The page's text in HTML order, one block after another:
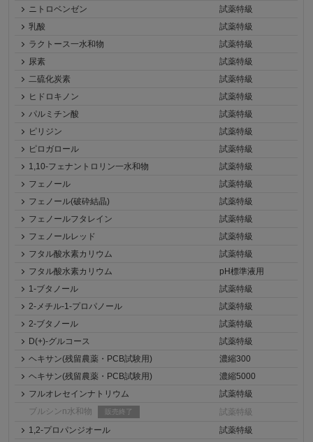
ニトロベンゼン
試薬特級
乳酸
試薬特級
ラクトース一水和物
試薬特級
尿素
試薬特級
二硫化炭素
試薬特級
ヒドロキノン
試薬特級
パルミチン酸
試薬特級
ピリジン
試薬特級
ピロガロール
試薬特級
1,10-フェナントロリン一水和物
試薬特級
フェノール
試薬特級
フェノール(破砕結晶)
試薬特級
フェノールフタレイン
試薬特級
フェノールレッド
試薬特級
フタル酸水素カリウム
試薬特級
フタル酸水素カリウム
pH標準液用
1-ブタノール
試薬特級
2-メチル-1-プロパノール
試薬特級
2-ブタノール
試薬特級
D(+)-グルコース
試薬特級
ヘキサン(残留農薬・PCB試験用)
濃縮300
ヘキサン(残留農薬・PCB試験用)
濃縮5000
フルオレセインナトリウム
試薬特級
ブルシンn水和物
販売終了
試薬特級
1,2-プロパンジオール
試薬特級